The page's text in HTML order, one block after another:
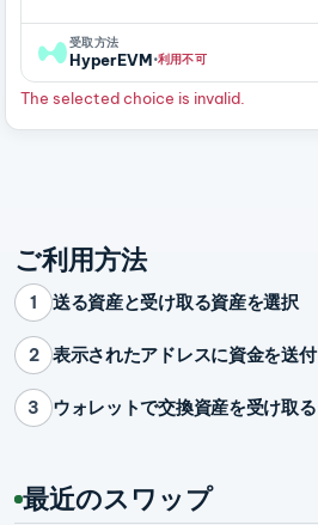
受取方法
HyperEVM·利用不可
The selected choice is invalid.
ご利用方法
1 送る資産と受け取る資産を選択
2 表示されたアドレスに資金を送付
3 ウォレットで交換資産を受け取る
最近のスワップ